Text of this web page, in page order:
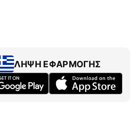
ΛΉΨΗ ΕΦΑΡΜΟΓΉΣ